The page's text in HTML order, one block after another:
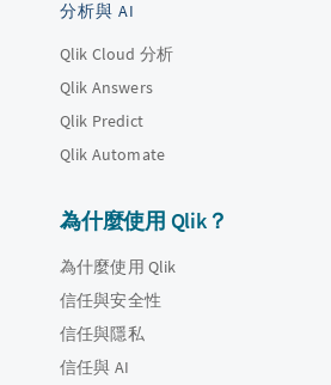
分析與 AI
Qlik Cloud 分析
Qlik Answers
Qlik Predict
Qlik Automate
為什麼使用 Qlik？
為什麼使用 Qlik
信任與安全性
信任與隱私
信任與 AI